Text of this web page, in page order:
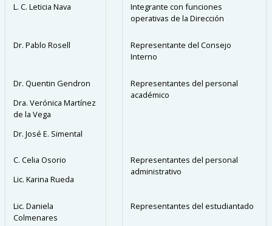
L. C. Leticia Nava
Integrante con funciones
operativas de la Dirección
Dr. Pablo Rosell
Representante del Consejo
Interno
Dr. Quentin Gendron
Dra. Verónica Martínez
de la Vega
Dr. José E. Simental
Representantes del personal
académico
C. Celia Osorio
Lic. Karina Rueda
Representantes del personal
administrativo
Lic. Daniela
Colmenares
Representantes del estudiantado